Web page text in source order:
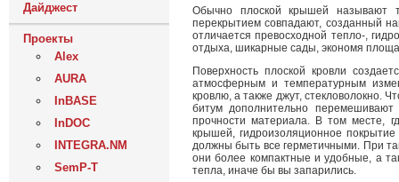
Дайджест
Проекты
Alex
AURA
InBASE
InDOC
INTEGRA.NM
SemP-T
Обычно плоской крышей называют
перекрытием совпадают, созданный
отличается превосходной тепло-,
отдыха, шикарные сады, экономя
Поверхность плоской кровли
атмосферным и температурным
кровлю, а также джут, стекловолокно.
битум дополнительно
прочности материала. В том месте,
крышей, гидроизоляционное
должны быть все герметичными. При
они более компактные и удобные, а
тепла, иначе бы вы запарились.